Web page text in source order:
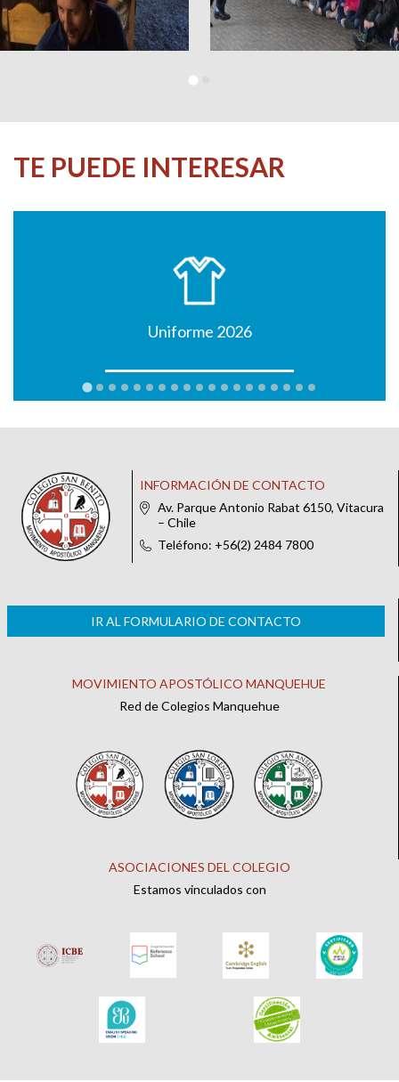
TE PUEDE INTERESAR
Uniforme 2026
INFORMACIÓN DE CONTACTO
Av. Parque Antonio Rabat 6150, Vitacura
– Chile
Teléfono: +56(2) 2484 7800
IR AL FORMULARIO DE CONTACTO
MOVIMIENTO APOSTÓLICO MANQUEHUE
Red de Colegios Manquehue
ASOCIACIONES DEL COLEGIO
Estamos vinculados con